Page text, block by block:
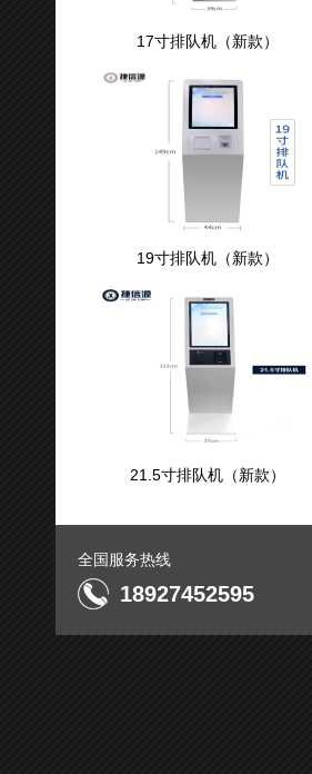
17寸排队机（新款）
19寸排队机（新款）
21.5寸排队机（新款）
全国服务热线
18927452595